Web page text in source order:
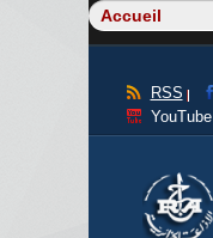
RSS
YouTube